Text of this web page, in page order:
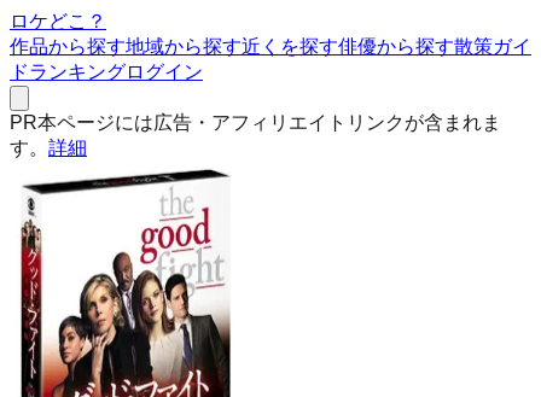
ロケどこ？
作品から探す地域から探す近くを探す俳優から探す散策ガイ
ドランキングログイン
PR本ページには広告・アフィリエイトリンクが含まれま
す。 詳細